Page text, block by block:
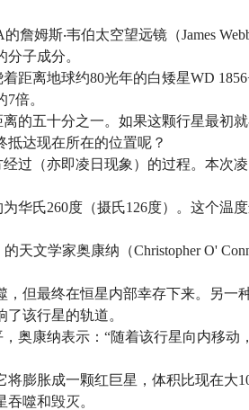
姆斯‧韦伯太空望远镜（James
子成分。
距离地球约80光年的白矮星WD
倍。
的五十分之一。如果这颗行星最初
达现在所在的位置呢？
过（亦即凌日现象）的过程。本
华氏260度（摄氏126度）。这个温
天文学家奥康纳（Christopher O'
但最终在恒星内部幸存下来。另一
该行星的轨道。
奥康纳表示：“随着该行星向内移
膨胀成一颗红巨星，体积比现在大
噬和毁灭。